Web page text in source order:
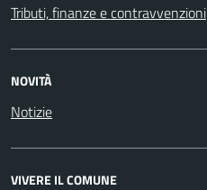
Tributi, finanze e contravvenzioni
NOVITÀ
Notizie
VIVERE IL COMUNE